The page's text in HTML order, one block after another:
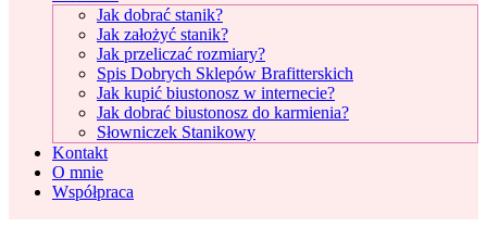
Jak dobrać stanik?
Jak założyć stanik?
Jak przeliczać rozmiary?
Spis Dobrych Sklepów Brafitterskich
Jak kupić biustonosz w internecie?
Jak dobrać biustonosz do karmienia?
Słowniczek Stanikowy
Kontakt
O mnie
Współpraca